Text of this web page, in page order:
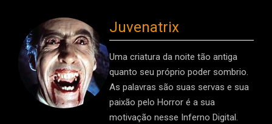
Juvenatrix
Uma criatura da noite tão antiga
quanto seu próprio poder sombrio.
As palavras são suas servas e sua
paixão pelo Horror é a sua
motivação nesse Inferno Digital.